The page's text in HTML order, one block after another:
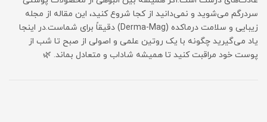
سردرگم می‌شوید و نمی‌دانید از کجا شروع کنید، این مقاله از مجله
زیبایی و سلامت درماکده (Derma-Mag) دقیقاً برای شماست.در اینجا
یاد می‌گیرید چگونه با یک روتین علمی و اصولی از صبح تا شب از
پوست خود مراقبت کنید تا همیشه شاداب و متعادل بماند. 🌿